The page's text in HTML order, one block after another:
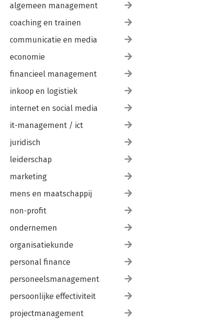
algemeen management
coaching en trainen
communicatie en media
economie
financieel management
inkoop en logistiek
internet en social media
it-management / ict
juridisch
leiderschap
marketing
mens en maatschappij
non-profit
ondernemen
organisatiekunde
personal finance
personeelsmanagement
persoonlijke effectiviteit
projectmanagement